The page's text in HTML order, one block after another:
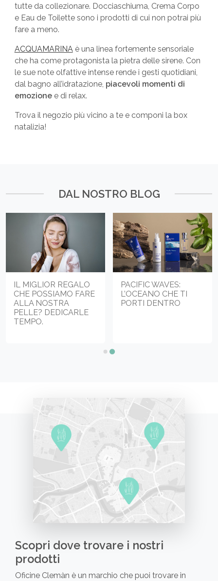
tutte da collezionare. Docciaschiuma, Crema Corpo
e Eau de Toilette sono i prodotti di cui non potrai più
fare a meno.
ACQUAMARINAè una linea fortemente sensoriale
che ha come protagonista la pietra delle sirene. Con
le sue note olfattive intense rende i gesti quotidiani,
dal bagno all’idratazione, piacevoli momenti di
emozione e di relax.
Trova il negozio più vicino a te e componi la box
natalizia!
DAL NOSTRO BLOG
IL MIGLIOR REGALO
CHE POSSIAMO FARE
ALLA NOSTRA
PELLE? DEDICARLE
TEMPO.
PACIFIC WAVES:
L’OCEANO CHE TI
PORTI DENTRO
Scopri dove trovare i nostri
prodotti
Oficine Clemàn è un marchio che puoi trovare in